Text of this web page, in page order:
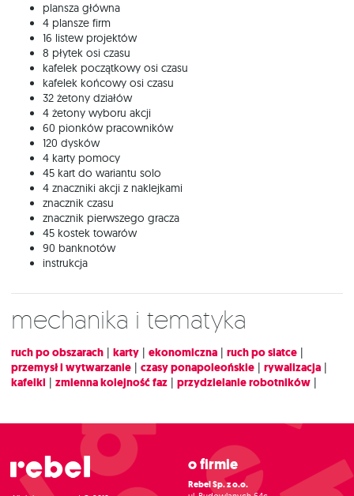
plansza główna
4 plansze firm
16 listew projektów
8 płytek osi czasu
kafelek początkowy osi czasu
kafelek końcowy osi czasu
32 żetony działów
4 żetony wyboru akcji
60 pionków pracowników
120 dysków
4 karty pomocy
45 kart do wariantu solo
4 znaczniki akcji z naklejkami
znacznik czasu
znacznik pierwszego gracza
45 kostek towarów
90 banknotów
instrukcja
Mechanika i tematyka
ruch po obszarach | karty | ekonomiczna | ruch po siatce |
przemysł i wytwarzanie | czasy ponapoleońskie | rywalizacja |
kafelki | zmienna kolejność faz | przydzielanie robotników |
O firmie
Rebel Sp. z o.o.